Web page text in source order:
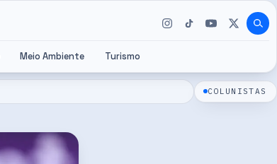
Meio Ambiente Turismo
COLUNISTAS